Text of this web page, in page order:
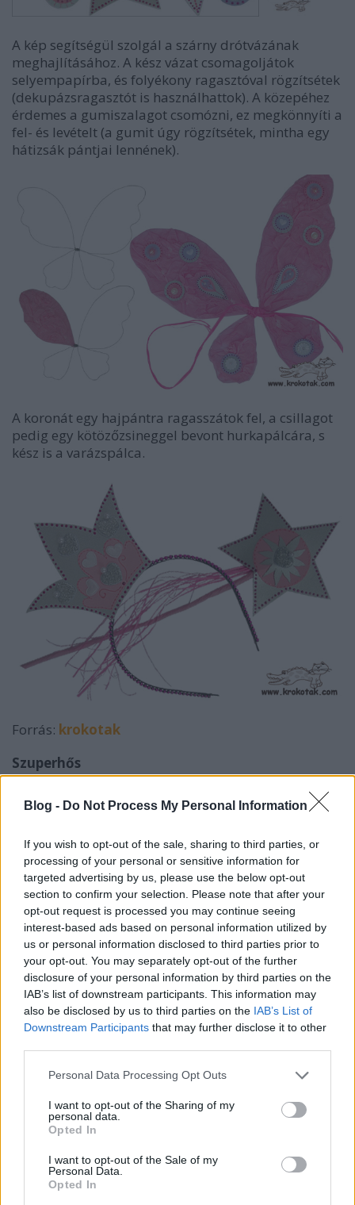
Blog - Do Not Process My Personal Information
If you wish to opt-out of the sale, sharing to third parties, or
processing of your personal or sensitive information for
targeted advertising by us, please use the below opt-out
section to confirm your selection. Please note that after your
opt-out request is processed you may continue seeing
interest-based ads based on personal information utilized by
us or personal information disclosed to third parties prior to
your opt-out. You may separately opt-out of the further
disclosure of your personal information by third parties on the
IAB’s list of downstream participants. This information may
also be disclosed by us to third parties on the IAB’s List of
Downstream Participants that may further disclose it to other
Please note that this website/app uses one or more Google
not limited to your visit or usage behaviour. You may click to
grant or deny consent to Google and its third-party tags to
use your data for below specified purposes in below Google
consent section.
Personal Data Processing Opt Outs
I want to opt-out of the Sharing of my
personal data.
Opted In
I want to opt-out of the Sale of my
Personal Data.
Opted In
A kép segítségül szolgál a szárny drótvázának
meghajlításához. A kész vázat csomagoljátok
selyempapírba, és folyékony ragasztóval rögzítsétek
(dekupázsragasztót is használhattok). A közepéhez
érdemes a gumiszalagot csomózni, ez megkönnyíti a
fel- és levételt (a gumit úgy rögzítsétek, mintha egy
hátizsák pántjai lennének).
A koronát egy hajpántra ragasszátok fel, a csillagot
pedig egy kötözőzsineggel bevont hurkapálcára, s
kész is a varázspálca.
Forrás: krokotak
Szuperhős
És akkor következzenek a fiúk is, mert nekik is
tartogatunk egy szuper ötletet.
Két PET-palack (lehetőleg fémes színű, de be is
festhetitek)
Kartondoboz
Gumiszalag